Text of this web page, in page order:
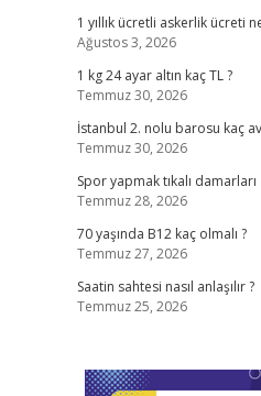
1 yıllık ücretli askerlik ücreti
Ağustos 3, 2026
1 kg 24 ayar altın kaç TL ?
Temmuz 30, 2026
İstanbul 2. nolu barosu kaç
Temmuz 30, 2026
Spor yapmak tıkalı damarları
Temmuz 28, 2026
70 yaşında B12 kaç olmalı ?
Temmuz 27, 2026
Saatin sahtesi nasıl anlaşılır ?
Temmuz 25, 2026